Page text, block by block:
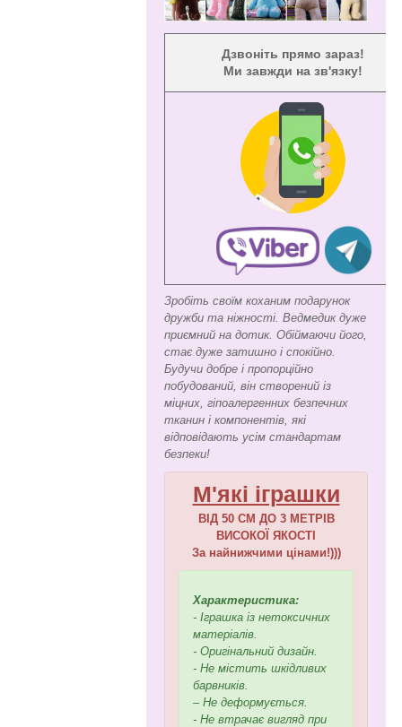
Дзвоніть прямо зараз!
Ми завжди на зв'язку!
Зробіть своїм коханим подарунок
дружби та ніжності. Ведмедик дуже
приємний на дотик. Обіймаючи його,
стає дуже затишно і спокійно.
Будучи добре і пропорційно
побудований, він створений із
міцних, гіпоалергенних безпечних
тканин і компонентів, які
відповідають усім стандартам
безпеки!
М'які іграшки
ВІД 50 СМ ДО 3 МЕТРІВ
ВИСОКОЇ ЯКОСТІ
За найнижчими цінами!)))
Характеристика:
- Іграшка із нетоксичних
матеріалів.
- Оригінальний дизайн.
- Не містить шкідливих
барвників.
– Не деформується.
- Не втрачає вигляд при